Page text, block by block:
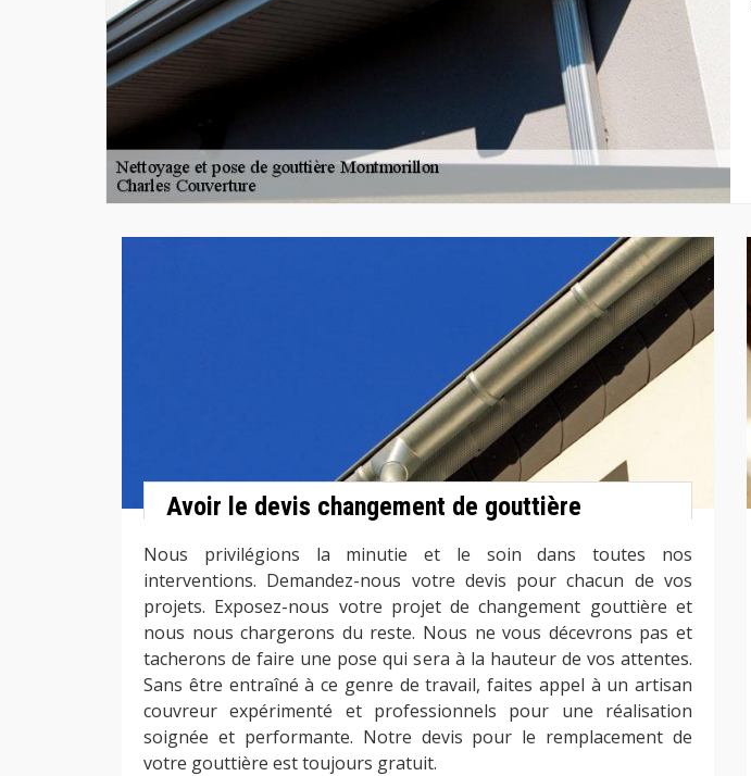
Avoir le devis changement de gouttière
Nous privilégions la minutie et le soin dans toutes nos
interventions. Demandez-nous votre devis pour chacun de vos
projets. Exposez-nous votre projet de changement gouttière et
nous nous chargerons du reste. Nous ne vous décevrons pas et
tacherons de faire une pose qui sera à la hauteur de vos attentes.
Sans être entraîné à ce genre de travail, faites appel à un artisan
couvreur expérimenté et professionnels pour une réalisation
soignée et performante. Notre devis pour le remplacement de
votre gouttière est toujours gratuit.